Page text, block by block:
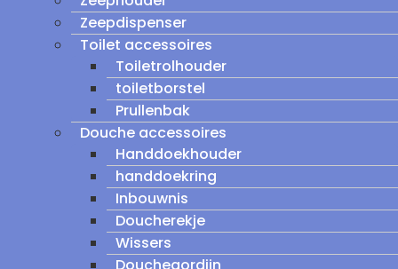
Zeepdispenser
Toilet accessoires
Toiletrolhouder
toiletborstel
Prullenbak
Douche accessoires
Handdoekhouder
handdoekring
Inbouwnis
Doucherekje
Wissers
Douchegordijn